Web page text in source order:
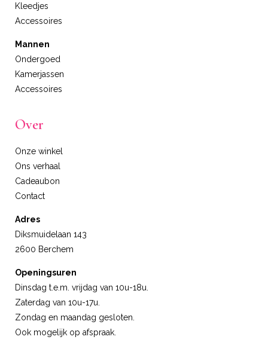
Kleedjes
Accessoires
Mannen
Ondergoed
Kamerjassen
Accessoires
Over
Onze winkel
Ons verhaal
Cadeaubon
Contact
Adres
Diksmuidelaan 143
2600 Berchem
Openingsuren
Dinsdag t.e.m. vrijdag van 10u-18u.
Zaterdag van 10u-17u.
Zondag en maandag gesloten.
Ook mogelijk op afspraak.